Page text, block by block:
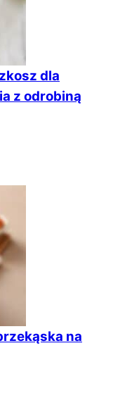
dla
z odrobiną
na